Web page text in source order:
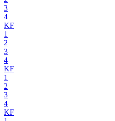
3
4
KF
1
2
3
4
KF
1
2
3
4
KF